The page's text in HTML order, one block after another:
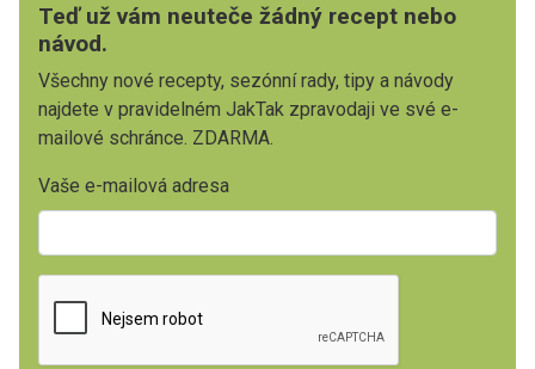
Teď už vám neuteče žádný recept nebo
návod.
Všechny nové recepty, sezónní rady, tipy a návody
najdete v pravidelném JakTak zpravodaji ve své e-
mailové schránce. ZDARMA.
Vaše e-mailová adresa